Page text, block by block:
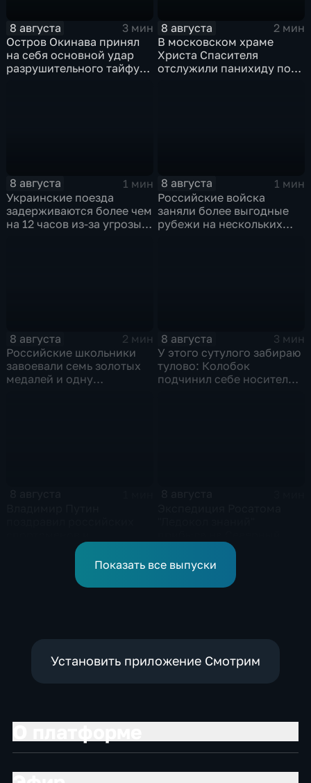
8 августа
3 мин
Остров Окинава принял
на себя основной удар
разрушительного тайфуна
8 августа
2 мин
В московском храме
Христа Спасителя
отслужили панихиду по
8 августа
1 мин
Украинские поезда
задерживаются более чем
на 12 часов из-за угрозы
8 августа
1 мин
Российские войска
заняли более выгодные
рубежи на нескольких
8 августа
2 мин
Российские школьники
завоевали семь золотых
медалей и одну
8 августа
3 мин
У этого сутулого забираю
тулово: Колобок
подчинил себе носителя в
физкультурников с
профессиональнымПоказать все выпуски
Установить приложение Смотрим